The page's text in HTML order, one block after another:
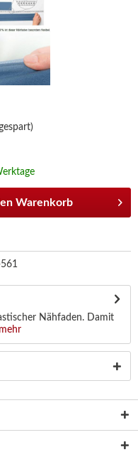
Warenkorb
Nähfaden. Damit
mehr